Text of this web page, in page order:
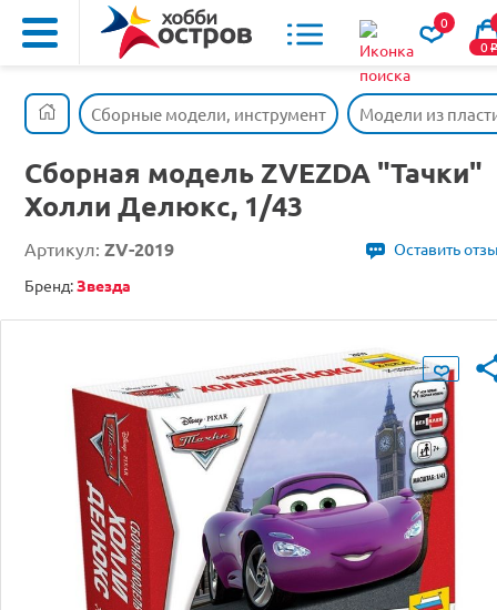
0
0o
Сборные модели, инструмент Модели из
Сборная модель ZVEZDA "Тачки"
Холли Делюкс, 1/43
Артикул: ZV-2019
Оставить
Бренд:Звезда